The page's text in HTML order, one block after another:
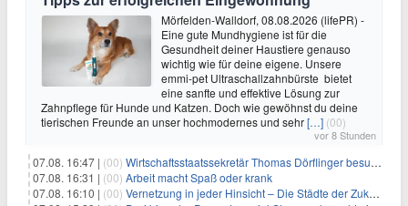
Mörfelden-Walldorf, 08.08.2026 (lifePR) -
Eine gute Mundhygiene ist für die
Gesundheit deiner Haustiere genauso
wichtig wie für deine eigene. Unsere
emmi-pet Ultraschallzahnbürste bietet
eine sanfte und effektive Lösung zur
Zahnpflege für Hunde und Katzen. Doch wie gewöhnst du deine
tierischen Freunde an unser hochmodernes und sehr[…] (00)
vor 8 Stunden
07.08. 16:47 | (00) Wirtschaftsstaatssekretär Thomas Dörflinger besucht Handwerksbetrieb im Kammerbezirk Freiburg
07.08. 16:31 | (00) Arbeit macht Spaß oder krank
07.08. 16:10 | (00) Vernetzung in jeder Hinsicht – Die Städte der Zukunft sind grün-blau